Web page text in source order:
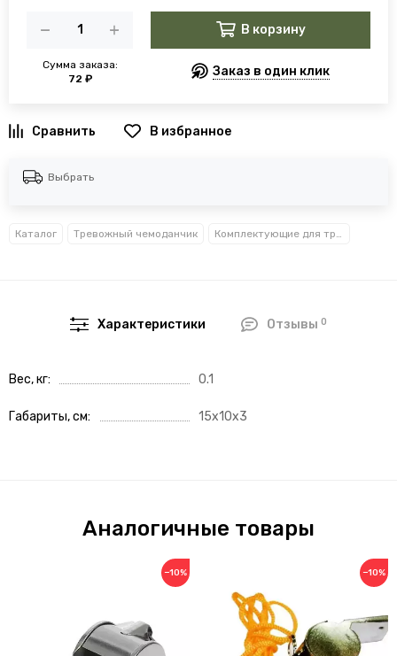
Сумма заказа:
72 ₽
В корзину
Заказ в один клик
В избранное
Выбрать
Каталог Тревожный чемоданчик Комплектующие для тревожного чемоданчика
Характеристики Отзывы 0
Вес, кг 0.1
Габариты, см 15x10x3
Аналогичные товары
−10% −10%